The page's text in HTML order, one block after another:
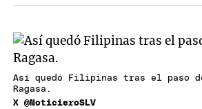
Así quedó Filipinas tras el paso
Ragasa.
X @NoticieroSLV